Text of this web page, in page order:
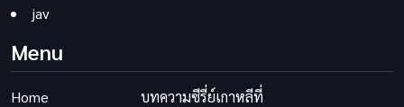
jav
Menu
Home
บทความซีรี่ย์เกาหลีที่